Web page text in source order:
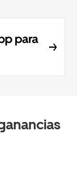
para